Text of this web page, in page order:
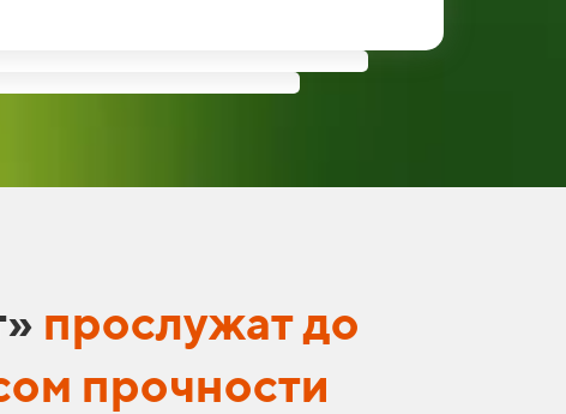
прослужат до
прочности